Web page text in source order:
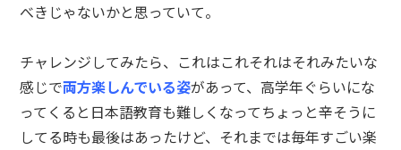
べきじゃないかと思っていて。
チャレンジしてみたら、これはこれそれはそれみたいな
感じで両方楽しんでいる姿があって、高学年ぐらいにな
ってくると日本語教育も難しくなってちょっと辛そうに
してる時も最後はあったけど、それまでは毎年すごい楽